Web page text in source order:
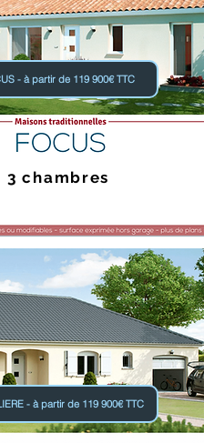
- à partir de 119 900€ TTC
3 chambres
- à partir de 119 900€ TTC